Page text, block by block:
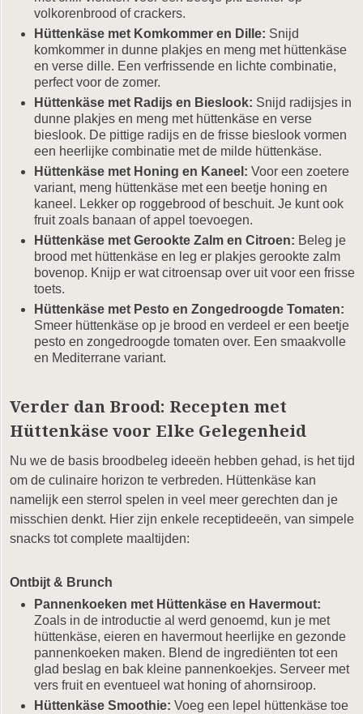
volkorenbrood of crackers.
Hüttenkäse met Komkommer en Dille: Snijd
komkommer in dunne plakjes en meng met hüttenkäse
en verse dille. Een verfrissende en lichte combinatie,
perfect voor de zomer.
Hüttenkäse met Radijs en Bieslook: Snijd radijsjes in
dunne plakjes en meng met hüttenkäse en verse
bieslook. De pittige radijs en de frisse bieslook vormen
een heerlijke combinatie met de milde hüttenkäse.
Hüttenkäse met Honing en Kaneel: Voor een zoetere
variant, meng hüttenkäse met een beetje honing en
kaneel. Lekker op roggebrood of beschuit. Je kunt ook
fruit zoals banaan of appel toevoegen.
Hüttenkäse met Gerookte Zalm en Citroen: Beleg je
brood met hüttenkäse en leg er plakjes gerookte zalm
bovenop. Knijp er wat citroensap over uit voor een frisse
toets.
Hüttenkäse met Pesto en Zongedroogde Tomaten:
Smeer hüttenkäse op je brood en verdeel er een beetje
pesto en zongedroogde tomaten over. Een smaakvolle
en Mediterrane variant.
Verder dan Brood: Recepten met
Hüttenkäse voor Elke Gelegenheid
Nu we de basis broodbeleg ideeën hebben gehad, is het tijd
om de culinaire horizon te verbreden. Hüttenkäse kan
namelijk een sterrol spelen in veel meer gerechten dan je
misschien denkt. Hier zijn enkele receptideeën, van simpele
snacks tot complete maaltijden:
Ontbijt & Brunch
Pannenkoeken met Hüttenkäse en Havermout:
Zoals in de introductie al werd genoemd, kun je met
hüttenkäse, eieren en havermout heerlijke en gezonde
pannenkoeken maken. Blend de ingrediënten tot een
glad beslag en bak kleine pannenkoekjes. Serveer met
vers fruit en eventueel wat honing of ahornsiroop.
Hüttenkäse Smoothie: Voeg een lepel hüttenkäse toe